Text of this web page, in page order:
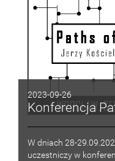
2023-09-26
Konferencja
W dniach 28-
uczestniczy w